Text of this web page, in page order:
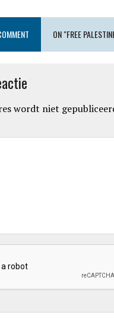
ON "FREE
wordt niet